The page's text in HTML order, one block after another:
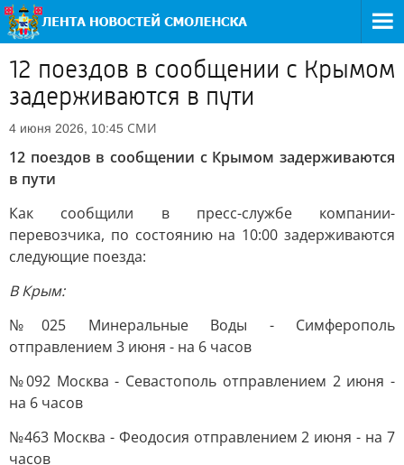
12 поездов в сообщении с Крымом
задерживаются в пути
4 июня 2026, 10:45 СМИ
12 поездов в сообщении с Крымом задерживаются
в пути
Как сообщили в пресс-службе компании-
перевозчика, по состоянию на 10:00 задерживаются
следующие поезда:
В Крым:
№025 Минеральные Воды - Симферополь
отправлением 3 июня - на 6 часов
№092 Москва - Севастополь отправлением 2 июня -
на 6 часов
№463 Москва - Феодосия отправлением 2 июня - на 7
часов